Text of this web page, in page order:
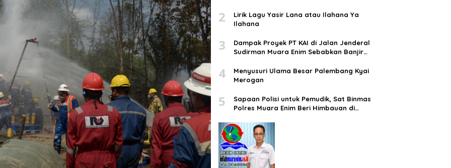
2
Lirik Lagu Yasir Lana atau Ilahana Ya
Ilahana
3
Dampak Proyek PT KAI di Jalan Jenderal
Sudirman Muara Enim Sebabkan Banjir
4
Menyusuri Ulama Besar Palembang Kyai
Merogan
5
Sapaan Polisi untuk Pemudik, Sat Binmas
Polres Muara Enim Beri Himbauan di